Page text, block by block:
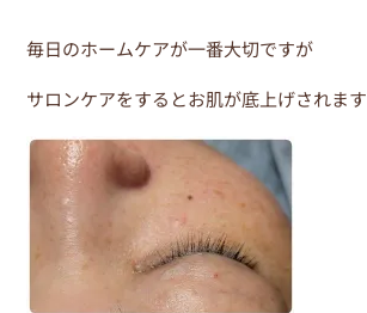
o
k
毎日のホームケアが一番大切ですが
サロンケアをするとお肌が底上げされます